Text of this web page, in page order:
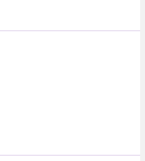
японцы
флагами вперемешку
повстанческая